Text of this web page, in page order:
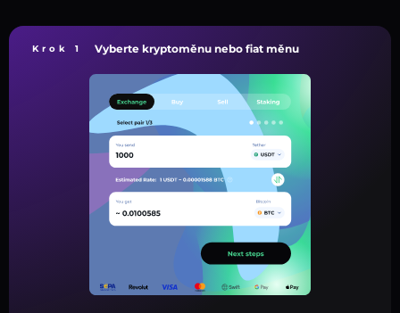
Krok 1 Vyberte kryptoměnu nebo fiat měnu